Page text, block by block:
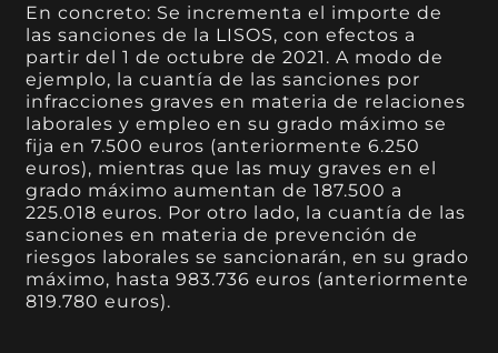
En concreto: Se incrementa el importe de
las sanciones de la LISOS, con efectos a
partir del 1 de octubre de 2021. A modo de
ejemplo, la cuantía de las sanciones por
infracciones graves en materia de relaciones
laborales y empleo en su grado máximo se
fija en 7.500 euros (anteriormente 6.250
euros), mientras que las muy graves en el
grado máximo aumentan de 187.500 a
225.018 euros. Por otro lado, la cuantía de las
sanciones en materia de prevención de
riesgos laborales se sancionarán, en su grado
máximo, hasta 983.736 euros (anteriormente
819.780 euros).